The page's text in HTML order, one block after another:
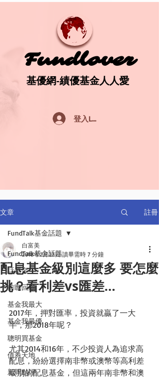
Fundlover
Fundlover
基優網-績優基金人人愛
基優網-績優基金人人愛
登入Log In
文章 註冊
FundTalk基金話題
話基金
前瞻回顧
基金我最大
基金我最優
聰明買基金
債券天地
新聞點評
FundTalk基金話題
配息基金級別這麼多 要怎麼
挑？看利差vs匯差…
白富美
2018年2月22日 讀畢需時 7 分鐘
2017年，押對匯率，投資就贏了一大
半，那2018年呢？
尤其2014和16年，不少投資人為追求高
配息，紛紛選擇南非幣或澳幣等高利差
級別的配息基金，但這兩年南非幣和澳